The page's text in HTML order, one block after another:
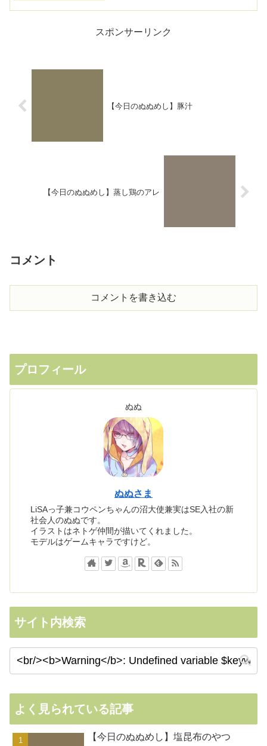
スポンサーリンク
【今日のぬぬめし】豚汁
【今日のぬぬめし】蒸し鶏のアレ
コメント
コメントを書き込む
プロフィール
ぬぬ
ぬぬさま
LiSAっ子兼コウペンちゃんの沼大使兼実はSE入社の新
社会人のぬぬです。
イラストはネトゲ仲間が描いてくれました。
モデルはゲームキャラですけど。
サイト内検索
よく見られている記事
【今日のぬぬめし】塩昆布のやつ